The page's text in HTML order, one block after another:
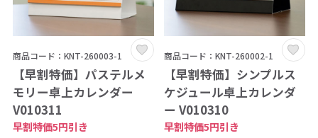
商品コード：KNT-260003-1
【早割特価】パステルメ
モリー卓上カレンダー
V010311
早割特価5円引き
商品コード：KNT-260002-1
【早割特価】シンプルス
ケジュール卓上カレンダ
ー V010310
早割特価5円引き